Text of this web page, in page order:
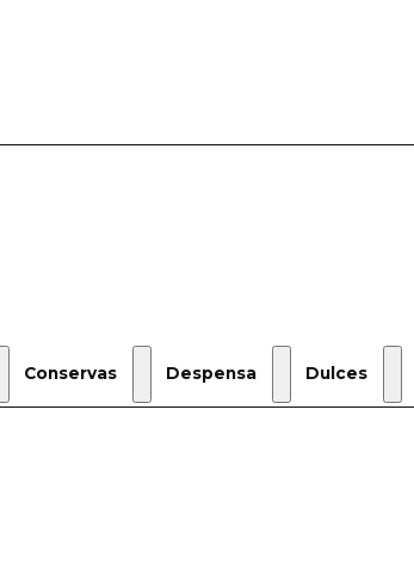
Conservas Despensa Dulces